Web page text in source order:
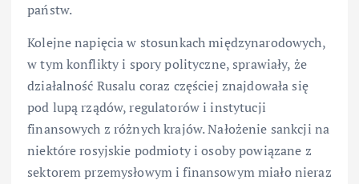
państw.
Kolejne napięcia w stosunkach międzynarodowych,
w tym konflikty i spory polityczne, sprawiały, że
działalność Rusalu coraz częściej znajdowała się
pod lupą rządów, regulatorów i instytucji
finansowych z różnych krajów. Nałożenie sankcji na
niektóre rosyjskie podmioty i osoby powiązane z
sektorem przemysłowym i finansowym miało nieraz